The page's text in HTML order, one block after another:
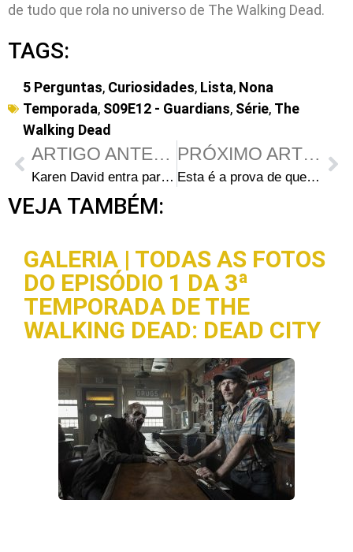
de tudo que rola no universo de The Walking Dead.
TAGS:
5 Perguntas, Curiosidades, Lista, Nona
Temporada, S09E12 - Guardians, Série, The
Walking Dead
ARTIGO ANTERIOR
Karen David entra para o elenco da 5ª temporada de Fear the Walking Dead
PRÓXIMO ARTIGO
Esta é a prova de que The Walking Dead está armando para Negan retomar o controle
VEJA TAMBÉM:
GALERIA | TODAS AS FOTOS
DO EPISÓDIO 1 DA 3ª
TEMPORADA DE THE
WALKING DEAD: DEAD CITY